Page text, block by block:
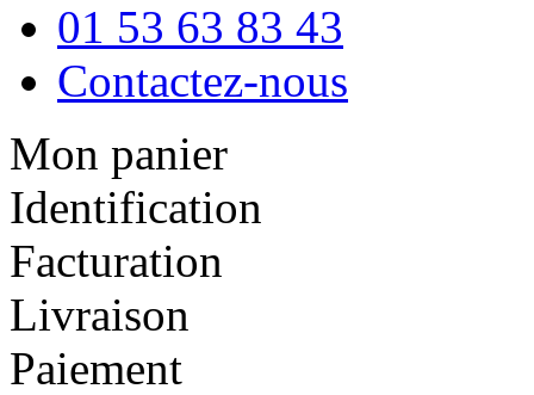
01 53 63 83 43
Contactez-nous
Mon panier
Identification
Facturation
Livraison
Paiement